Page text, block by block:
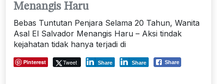
Menangis Haru
Bebas Tuntutan Penjara Selama 20 Tahun, Wanita
Asal El Salvador Menangis Haru – Aksi tindak
kejahatan tidak hanya terjadi di
Pinterest Tweet Share Share Share